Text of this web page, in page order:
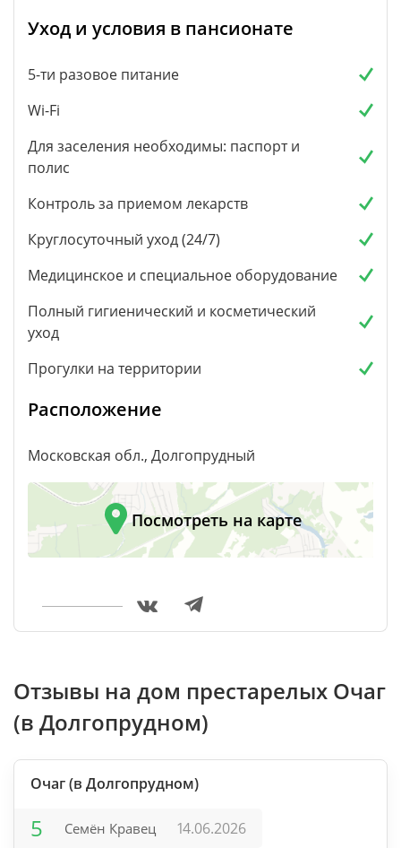
Уход и условия в пансионате
5-ти разовое питание
Wi-Fi
Для заселения необходимы: паспорт и
полис
Контроль за приемом лекарств
Круглосуточный уход (24/7)
Медицинское и специальное оборудование
Полный гигиенический и косметический
уход
Прогулки на территории
Расположение
Московская обл., Долгопрудный
Посмотреть на карте
Отзывы на дом престарелых Очаг
(в Долгопрудном)
Очаг (в Долгопрудном)
5 Семён Кравец 14.06.2026